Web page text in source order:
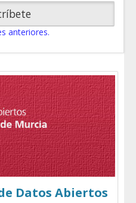
anteriores.
Datos Abiertos